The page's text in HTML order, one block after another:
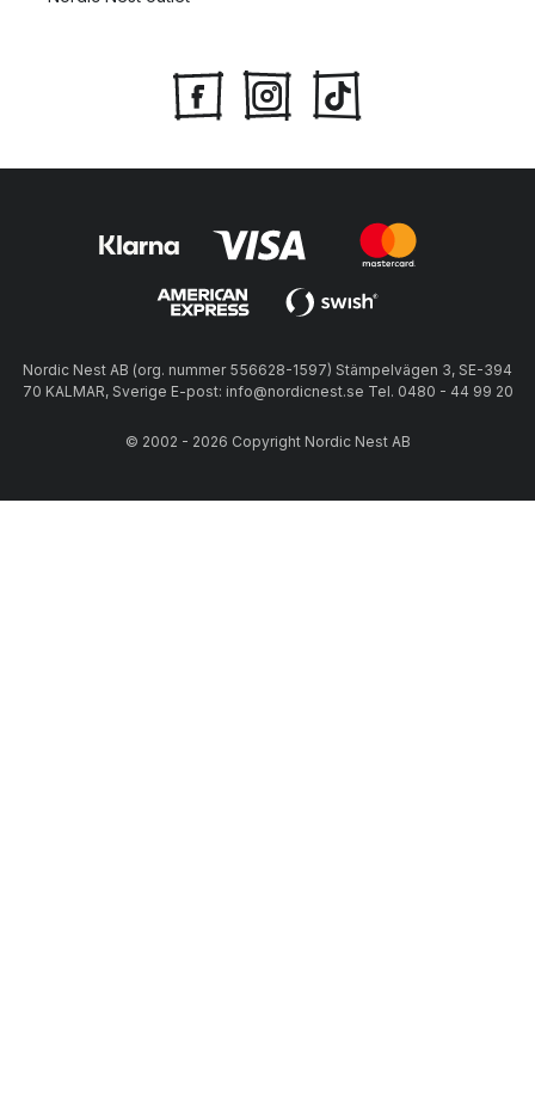
Nordic Nest AB (org. nummer 556628-1597) Stämpelvägen 3, SE-394
70 KALMAR, Sverige E-post: info@nordicnest.se Tel. 0480 - 44 99 20
© 2002 - 2026 Copyright Nordic Nest AB